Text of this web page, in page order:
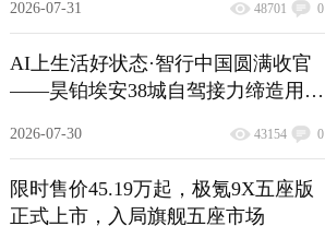
2026-07-31 48701 0
AI上生活好状态·智行中国圆满收官
——昊铂埃安38城自驾接力缔造用户
2026-07-30 43154 0
限时售价45.19万起，极氪9X五座版
正式上市，入局旗舰五座市场